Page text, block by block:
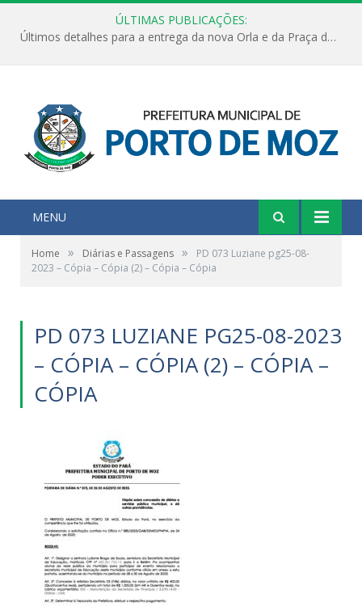
ÚLTIMAS PUBLICAÇÕES:
Últimos detalhes para a entrega da nova Orla e da Praça do Praião
MENU
Home » Diárias e Passagens »
PD 073 Luziane pg25-08-
2023 – Cópia – Cópia (2) – Cópia – Cópia
PD 073 LUZIANE PG25-08-2023
– CÓPIA – CÓPIA (2) – CÓPIA –
CÓPIA